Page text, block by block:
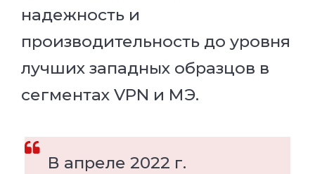
надежность и
производительность до уровня
лучших западных образцов в
сегментах VPN и МЭ.
В апреле 2022 г.